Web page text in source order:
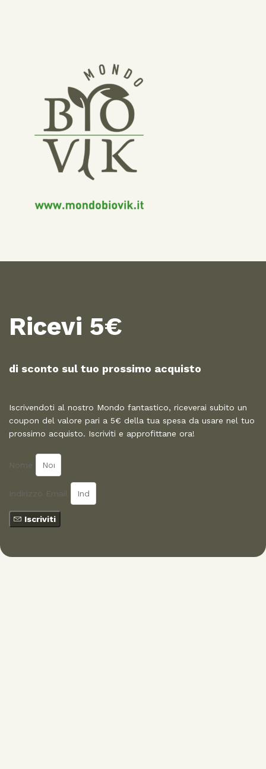
Ricevi 5€
di sconto sul tuo prossimo acquisto​
Iscrivendoti al nostro Mondo fantastico, riceverai subito un
coupon del valore pari a 5€ della tua spesa da usare nel tuo
prossimo acquisto. Iscriviti e approfittane ora!
Nome
Indirizzo Email
Iscriviti